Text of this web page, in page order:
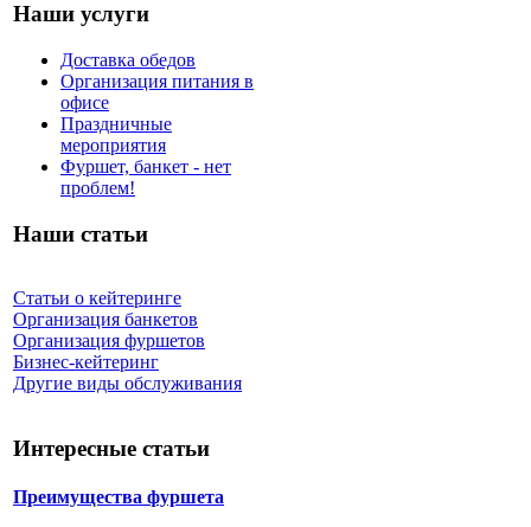
Наши услуги
Доставка обедов
Организация питания в
офисе
Праздничные
мероприятия
Фуршет, банкет - нет
проблем!
Наши статьи
Статьи о кейтеринге
Организация банкетов
Организация фуршетов
Бизнес-кейтеринг
Другие виды обслуживания
Интересные статьи
Преимущества фуршета